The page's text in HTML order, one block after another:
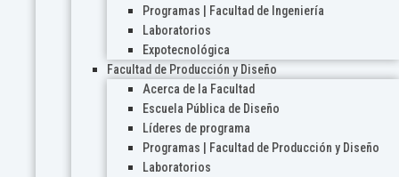
Programas | Facultad de Ingeniería
Laboratorios
Expotecnológica
Facultad de Producción y Diseño
Acerca de la Facultad
Escuela Pública de Diseño
Líderes de programa
Programas | Facultad de Producción y Diseño
Laboratorios